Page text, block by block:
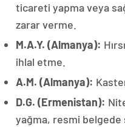
ticareti yapma veya
zarar verme.
M.A.Y. (Almanya):
ihlal etme.
A.M. (Almanya):
D.G. (Ermenistan):
yağma, resmi belgede